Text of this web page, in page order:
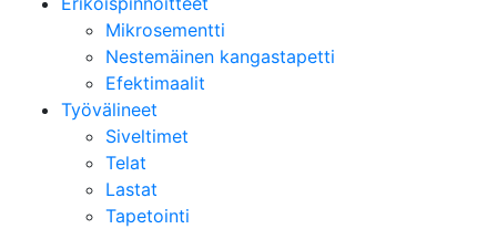
Mikrosementti
Nestemäinen kangastapetti
Efektimaalit
Työvälineet
Siveltimet
Telat
Lastat
Tapetointi